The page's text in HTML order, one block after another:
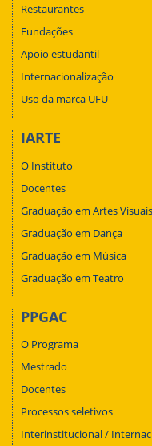
Restaurantes
Fundações
Apoio estudantil
Internacionalização
Uso da marca UFU
IARTE
O Instituto
Docentes
Graduação em Artes Visuais
Graduação em Dança
Graduação em Música
Graduação em Teatro
PPGAC
O Programa
Mestrado
Docentes
Processos seletivos
Interinstitucional /